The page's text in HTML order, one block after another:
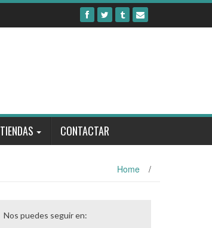
TIENDAS CONTACTAR
Home /
Nos puedes seguir en: